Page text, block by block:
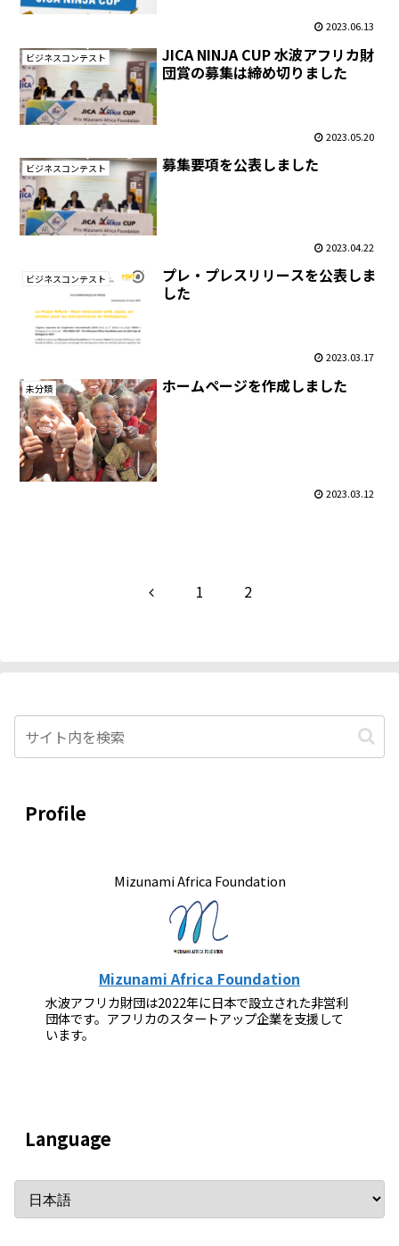
2023.06.13
ビジネスコンテスト
JICA NINJA CUP 水波アフリカ財
団賞の募集は締め切りました
2023.05.20
ビジネスコンテスト 募集要項を公表しました
2023.04.22
ビジネスコンテスト
プレ・プレスリリースを公表しま
した
2023.03.17
未分類 ホームページを作成しました
2023.03.12
前
1 2
Profile
Mizunami Africa Foundation
Mizunami Africa Foundation
水波アフリカ財団は2022年に日本で設立された非営利
団体です。アフリカのスタートアップ企業を支援して
います。
Language